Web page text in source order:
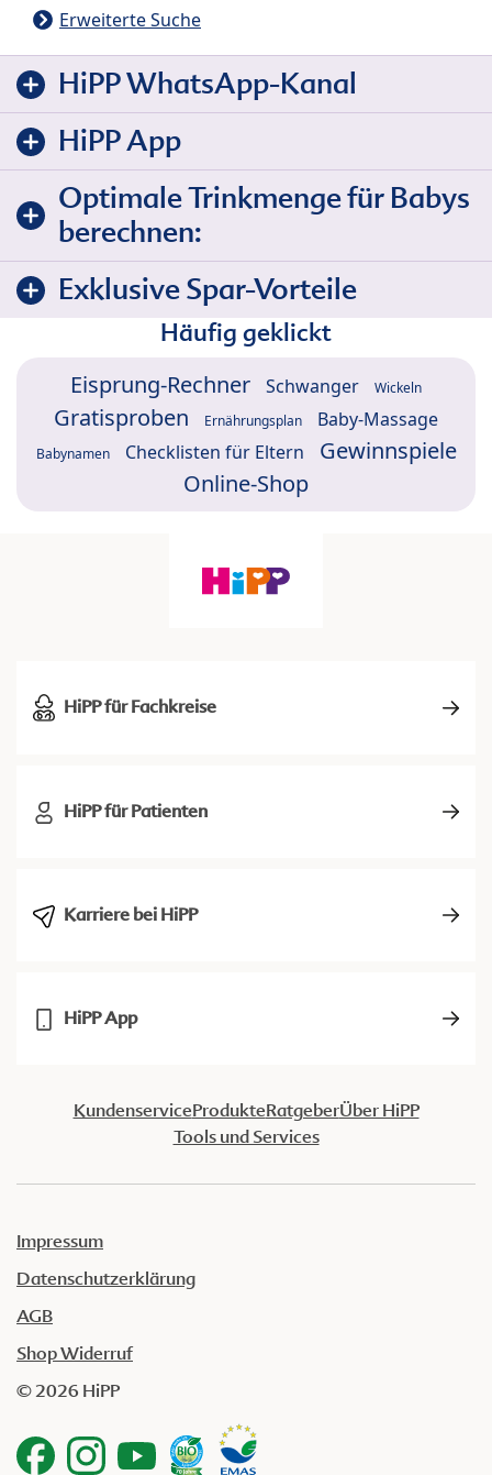
Erweiterte Suche
HiPP WhatsApp-Kanal
HiPP App
Optimale Trinkmenge für Babys
berechnen:
Exklusive Spar-Vorteile
Häufig geklickt
Eisprung-Rechner Schwanger Wickeln
Gratisproben Ernährungsplan Baby-Massage
Babynamen Checklisten für Eltern
Gewinnspiele
Online-Shop
HiPP für Fachkreise
HiPP für Patienten
Karriere bei HiPP
HiPP App
KundenserviceProdukteRatgeberÜber HiPP
Tools und Services
Impressum
Datenschutzerklärung
AGB
Shop Widerruf
© 2026 HiPP